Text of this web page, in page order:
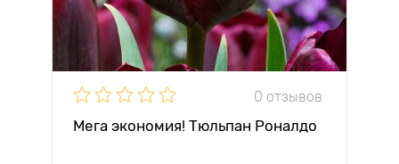
0 отзывов
Мега экономия! Тюльпан Роналдо